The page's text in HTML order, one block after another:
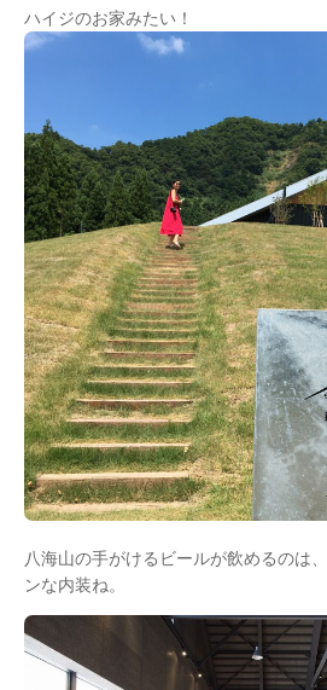
ハイジのお家みたい！
八海山の手がけるビールが飲めるのは、
ンな内装ね。